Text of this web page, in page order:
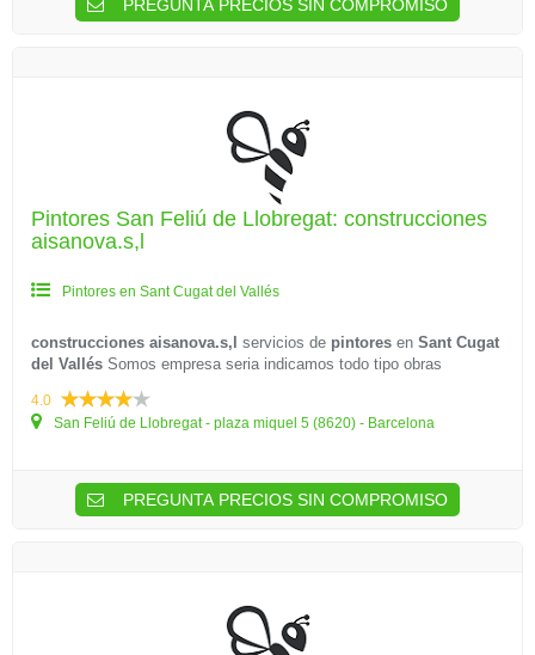
PREGUNTA PRECIOS SIN COMPROMISO
Pintores San Feliú de Llobregat: construcciones
aisanova.s,l
Pintores en Sant Cugat del Vallés
construcciones aisanova.s,l servicios de pintores en Sant Cugat
del Vallés Somos empresa seria indicamos todo tipo obras
4.0
San Feliú de Llobregat - plaza miquel 5 (8620) - Barcelona
PREGUNTA PRECIOS SIN COMPROMISO